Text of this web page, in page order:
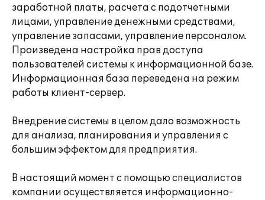
заработной платы, расчета с подотчетными
лицами, управление денежными средствами,
управление запасами, управление персоналом.
Произведена настройка прав доступа
пользователей системы к информационной базе.
Информационная база переведена на режим
работы клиент-сервер.
Внедрение системы в целом дало возможность
для анализа, планирования и управления с
большим эффектом для предприятия.
В настоящий момент с помощью специалистов
компании осуществляется информационно-